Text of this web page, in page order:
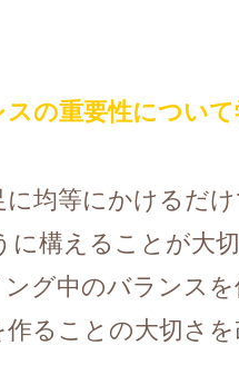
の重要性につい
均等にかけるだ
構えることが大
グ中のバランス
ることの大切さ